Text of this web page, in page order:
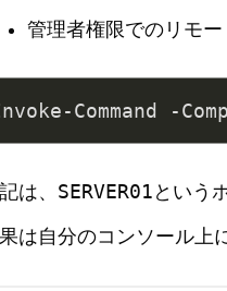
管理者権限でのリモ
Command -
は、 SERVER01 という
は自分のコンソール上